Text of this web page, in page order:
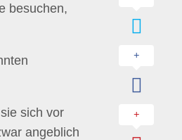
besuchen,
sich vor
angeblich